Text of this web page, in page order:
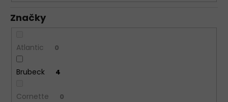
Značky
Atlantic 0
Brubeck 4
Cornette 0